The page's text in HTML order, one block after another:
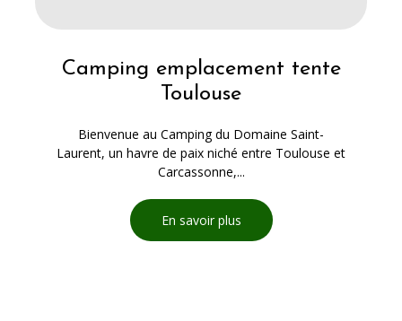
Camping emplacement tente
Toulouse
Bienvenue au Camping du Domaine Saint-
Laurent, un havre de paix niché entre Toulouse et
Carcassonne,...
En savoir plus